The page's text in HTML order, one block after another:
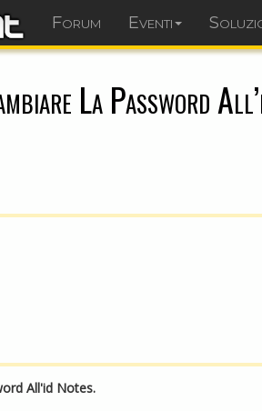
Forum Eventi
La Password
All'id Notes.